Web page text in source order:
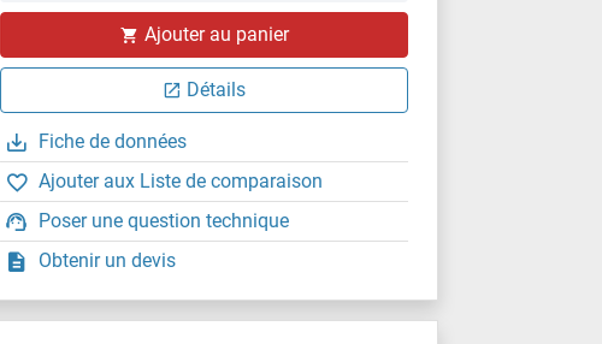
Ajouter au panier
Détails
Fiche de données
Ajouter aux Liste de comparaison
Poser une question technique
Obtenir un devis